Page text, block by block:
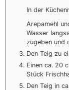
In der
Arepamehl
Wasser
zugeben und
Den Teig zu
Einen ca. 20
Stück
Den Teig in